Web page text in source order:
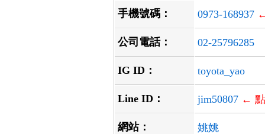
手機號碼： 0973-168937
公司電話： 02-25796285
IG ID： toyota_yao
Line ID： jim50807 ←
網站： 姚姚